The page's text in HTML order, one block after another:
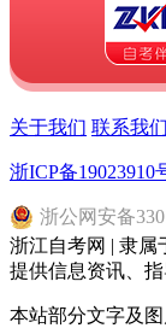
关于我们 联系我们
浙ICP备19023910
浙公网安备
浙江自考网 | 隶属
提供信息资讯、指
本站部分文字及